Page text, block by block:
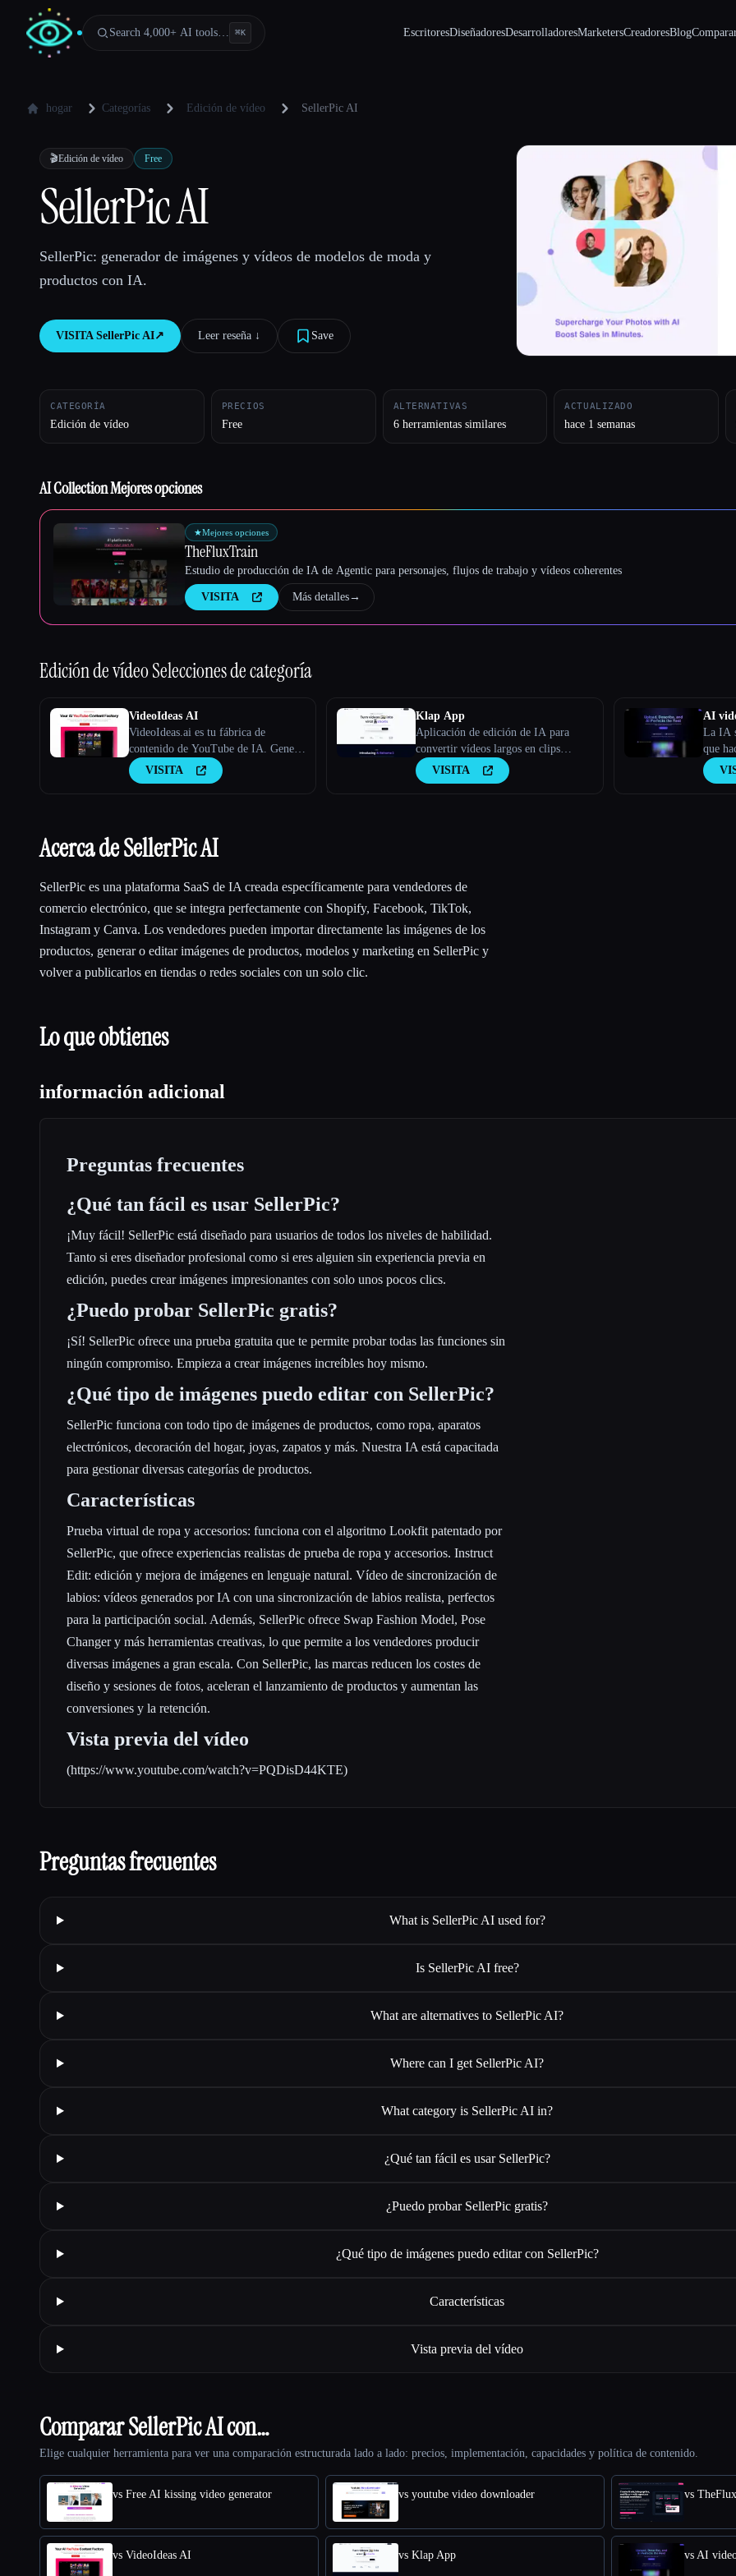
Search 4,000+ AI tools… ⌘K EscritoresDiseñadoresDesarrolladoresMarketersCreadoresBlog
hogar Categorías Edición de vídeo SellerPic AI
🎬Edición de vídeo Free
SellerPic AI
SellerPic: generador de imágenes y vídeos de modelos de moda y
productos con IA.
VISITA SellerPic AI↗︎ Leer reseña ↓︎ Save
CATEGORÍA
Edición de vídeo
PRECIOS
Free
ALTERNATIVAS
6 herramientas similares
ACTUALIZADO
hace 1 semanas
AI Collection Mejores opciones
★Mejores opciones
TheFluxTrain
Estudio de producción de IA de Agentic para personajes, flujos de trabajo y vídeos coherentes
VISITA Más detalles→
Edición de vídeoSelecciones de categoría
VideoIdeas AI
VideoIdeas.ai es tu fábrica de
contenido de YouTube de IA. Genera
guiones aptos para hacer virus,
nuevas ideas de vídeo y contenido
VISITA
Klap App
Aplicación de edición de IA para
convertir vídeos largos en clips
viralesVISITA
AI
La IA
que
es
Acerca de SellerPic AI
SellerPic es una plataforma SaaS de IA creada específicamente para vendedores de
comercio electrónico, que se integra perfectamente con Shopify, Facebook, TikTok,
Instagram y Canva. Los vendedores pueden importar directamente las imágenes de los
productos, generar o editar imágenes de productos, modelos y marketing en SellerPic y
volver a publicarlos en tiendas o redes sociales con un solo clic.
Lo que obtienes
información adicional
Preguntas frecuentes
¿Qué tan fácil es usar SellerPic?
¡Muy fácil! SellerPic está diseñado para usuarios de todos los niveles de habilidad.
Tanto si eres diseñador profesional como si eres alguien sin experiencia previa en
edición, puedes crear imágenes impresionantes con solo unos pocos clics.
¿Puedo probar SellerPic gratis?
¡Sí! SellerPic ofrece una prueba gratuita que te permite probar todas las funciones sin
ningún compromiso. Empieza a crear imágenes increíbles hoy mismo.
¿Qué tipo de imágenes puedo editar con SellerPic?
SellerPic funciona con todo tipo de imágenes de productos, como ropa, aparatos
electrónicos, decoración del hogar, joyas, zapatos y más. Nuestra IA está capacitada
para gestionar diversas categorías de productos.
Características
Prueba virtual de ropa y accesorios: funciona con el algoritmo Lookfit patentado por
SellerPic, que ofrece experiencias realistas de prueba de ropa y accesorios. Instruct
Edit: edición y mejora de imágenes en lenguaje natural. Vídeo de sincronización de
labios: vídeos generados por IA con una sincronización de labios realista, perfectos
para la participación social. Además, SellerPic ofrece Swap Fashion Model, Pose
Changer y más herramientas creativas, lo que permite a los vendedores producir
diversas imágenes a gran escala. Con SellerPic, las marcas reducen los costes de
diseño y sesiones de fotos, aceleran el lanzamiento de productos y aumentan las
conversiones y la retención.
Vista previa del vídeo
(https://www.youtube.com/watch?v=PQDisD44KTE)
Preguntas frecuentes
What is SellerPic AI used for?
Is SellerPic AI free?
What are alternatives to SellerPic AI?
Where can I get SellerPic AI?
What category is SellerPic AI in?
¿Qué tan fácil es usar SellerPic?
¿Puedo probar SellerPic gratis?
¿Qué tipo de imágenes puedo editar con SellerPic?
Características
Vista previa del vídeo
Comparar SellerPic AI con…
Elige cualquier herramienta para ver una comparación estructurada lado a lado: precios, implementación, capacidades y política de contenido.
vs Free AI kissing video generator vs youtube video downloader vs
vs VideoIdeas AI vs Klap App vs AI